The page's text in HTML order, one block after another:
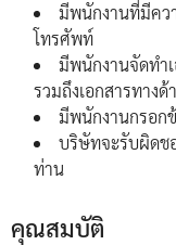
มีพนักงานที่มีคว
โทรศัพท์
มีพนักงานจัดทำ
รวมถึงเอกสารทาง
มีพนักงานกรอก
บริษัทจะรับผิดช
ท่าน
คุณสมบัติ